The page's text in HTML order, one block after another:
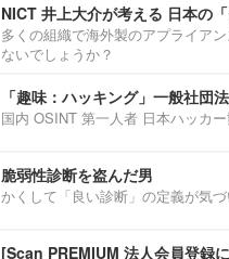
NICT 井上大介が考える 日本の
多くの組織で海外製のアプライア
ないでしょうか？
「趣味：ハッキング」一般社団
国内 OSINT 第一人者 日本ハッカ
脆弱性診断を盗んだ男
かくして「良い診断」の定義が気
[Scan PREMIUM 法人会員登録